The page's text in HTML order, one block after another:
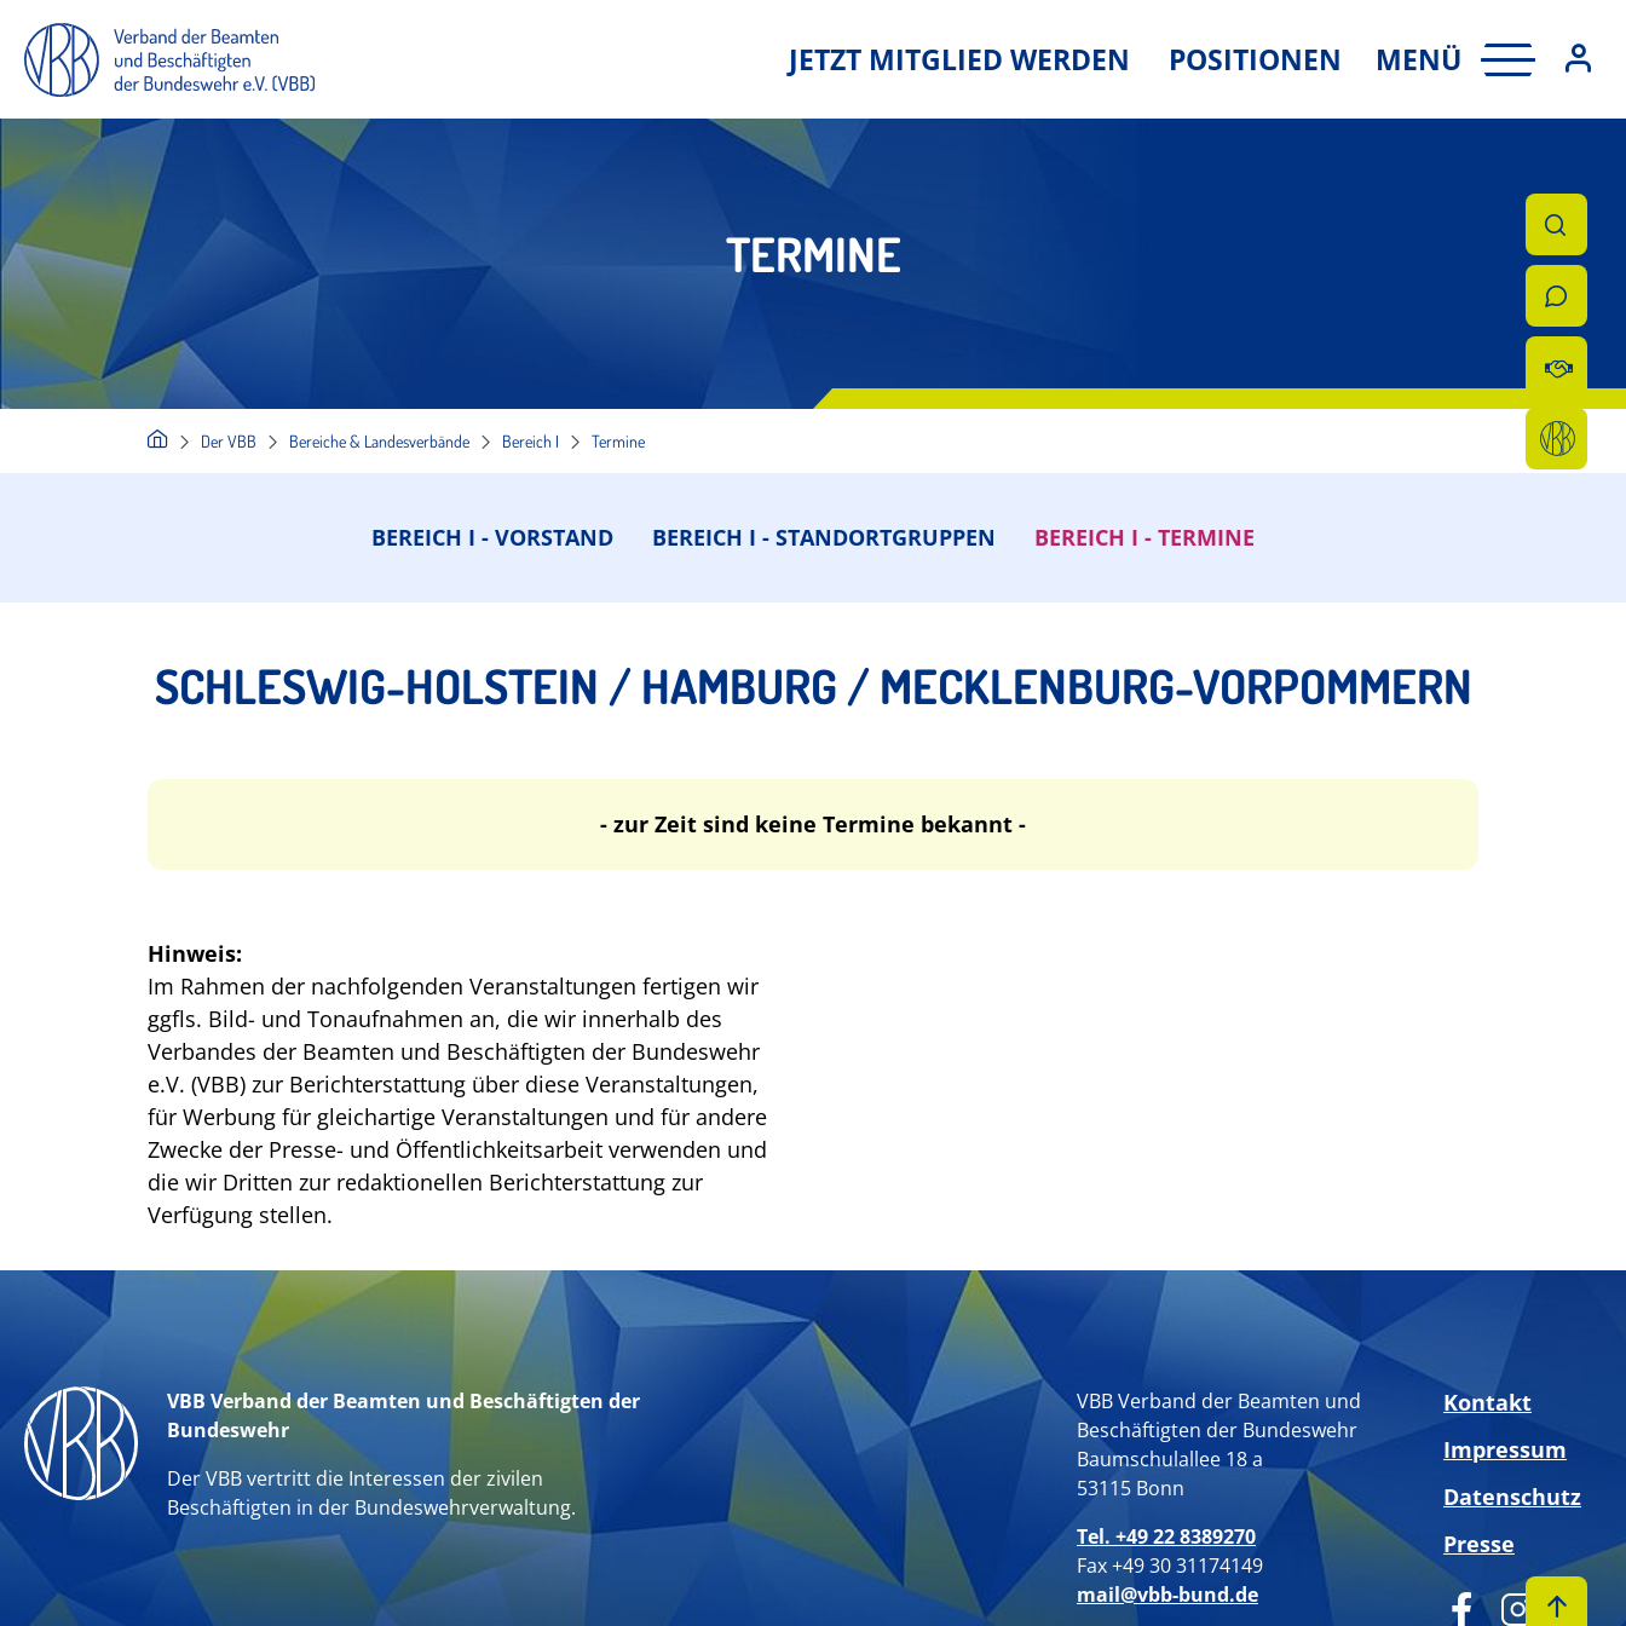
JETZT MITGLIED WERDEN POSITIONEN MENÜ
TERMINE
Der VBB Bereiche & Landesverbände Bereich I Termine
BEREICH I - VORSTAND BEREICH I - STANDORTGRUPPEN BEREICH I - TERMINE
SCHLESWIG-HOLSTEIN / HAMBURG / MECKLENBURG-VORPOMMERN
- zur Zeit sind keine Termine bekannt -
Hinweis:
Im Rahmen der nachfolgenden Veranstaltungen fertigen wir
ggfls. Bild- und Tonaufnahmen an, die wir innerhalb des
Verbandes der Beamten und Beschäftigten der Bundeswehr
e.V. (VBB) zur Berichterstattung über diese Veranstaltungen,
für Werbung für gleichartige Veranstaltungen und für andere
Zwecke der Presse- und Öffentlichkeitsarbeit verwenden und
die wir Dritten zur redaktionellen Berichterstattung zur
Verfügung stellen.
VBB Verband der Beamten und Beschäftigten der
Bundeswehr
Der VBB vertritt die Interessen der zivilen
Beschäftigten in der Bundeswehrverwaltung.
VBB Verband der Beamten und
Beschäftigten der Bundeswehr
Baumschulallee 18 a
53115 Bonn
Tel. +49 22 8389270
Fax +49 30 31174149
mail@vbb-bund.de
Kontakt
Impressum
Datenschutz
Presse